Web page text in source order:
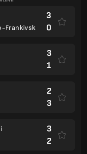
Frankivsk
3
0
3
1
2
3
3
2